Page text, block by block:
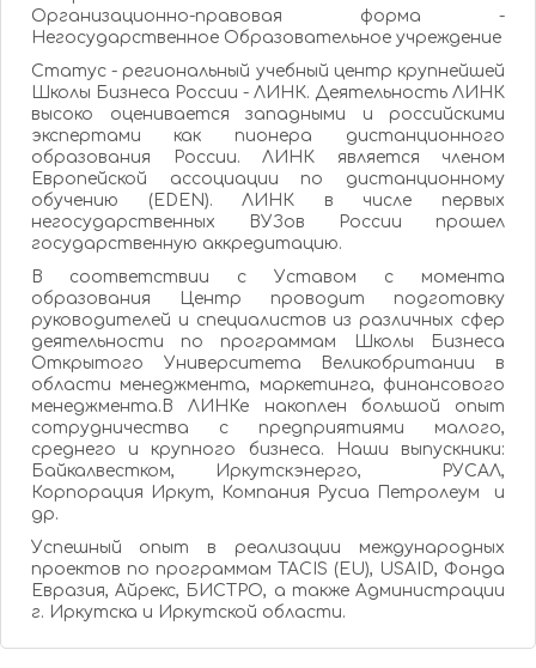
Организационно-правовая форма -
Негосударственное Образовательное учреждение
Статус - региональный учебный центр крупнейшей
Школы Бизнеса России - ЛИНК. Деятельность ЛИНК
высоко оценивается западными и российскими
экспертами как пионера дистанционного
образования России. ЛИНК является членом
Европейской ассоциации по дистанционному
обучению (EDEN). ЛИНК в числе первых
негосударственных ВУЗов России прошел
государственную аккредитацию.
В соответствии с Уставом с момента
образования Центр проводит подготовку
руководителей и специалистов из различных сфер
деятельности по программам Школы Бизнеса
Открытого Университета Великобритании в
области менеджмента, маркетинга, финансового
менеджмента.В ЛИНКе накоплен большой опыт
сотрудничества с предприятиями малого,
среднего и крупного бизнеса. Наши выпускники:
Байкалвестком, Иркутскэнерго, РУСАЛ,
Корпорация Иркут, Компания Русиа Петролеум и
др.
Успешный опыт в реализации международных
проектов по программам TACIS (EU), USAID, Фонда
Евразия, Айрекс, БИСТРО, а также Администрации
г. Иркутска и Иркутской области.